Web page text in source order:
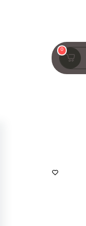
0